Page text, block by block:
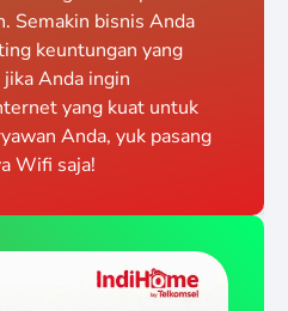
Semakin bisnis Anda
keuntungan yang
Anda ingin
yang kuat untuk
Anda, yuk pasang
Wifi saja!